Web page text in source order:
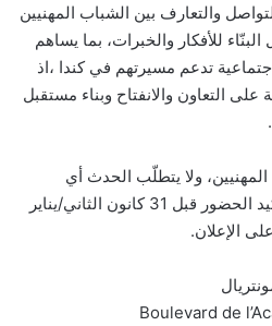
والتعارف بين الشباب المهنيين
للأفكار والخبرات، بما يساهم
تدعم مسيرتهم في كندا ،اذ
التعاون والانفتاح وبناء مستقبل
ولا يتطلّب الحدث أي
مساهمة مالية، على أن يتم تأكيد الحضور قبل 31 كانون الثاني/يناير